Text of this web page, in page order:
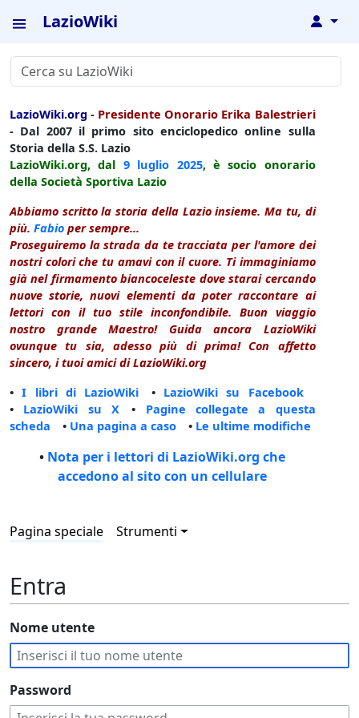
LazioWiki ↓
LazioWiki.org - Presidente Onorario Erika Balestrieri
- Dal 2007 il primo sito enciclopedico online sulla
Storia della S.S. Lazio
LazioWiki.org, dal 9 luglio 2025, è socio onorario
della Società Sportiva Lazio
Abbiamo scritto la storia della Lazio insieme. Ma tu, di
più. Fabio per sempre...
Proseguiremo la strada da te tracciata per l'amore dei
nostri colori che tu amavi con il cuore. Ti immaginiamo
già nel firmamento biancoceleste dove starai cercando
nuove storie, nuovi elementi da poter raccontare ai
lettori con il tuo stile inconfondibile. Buon viaggio
nostro grande Maestro! Guida ancora LazioWiki
ovunque tu sia, adesso più di prima! Con affetto
sincero, i tuoi amici di LazioWiki.org
•I libri di LazioWiki • LazioWiki su Facebook
• LazioWiki su X • Pagine collegate a questa
scheda • Una pagina a caso • Le ultime modifiche
• Nota per i lettori di LazioWiki.org che
accedono al sito con un cellulare
Pagina speciale Strumenti
Entra
Nome utente
Password